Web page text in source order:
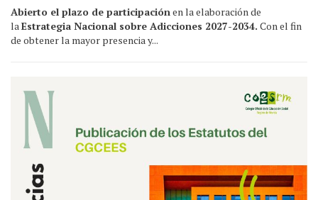
Abierto el plazo de participación en la elaboración de
la Estrategia Nacional sobre Adicciones 2027-2034. Con el fin
de obtener la mayor presencia y...